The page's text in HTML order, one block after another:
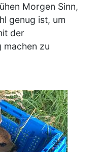
Morgen Sinn,
genug ist, um
der
machen zu